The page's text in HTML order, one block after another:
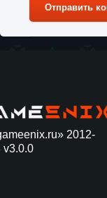
Отправить
2012-
v3.0.0